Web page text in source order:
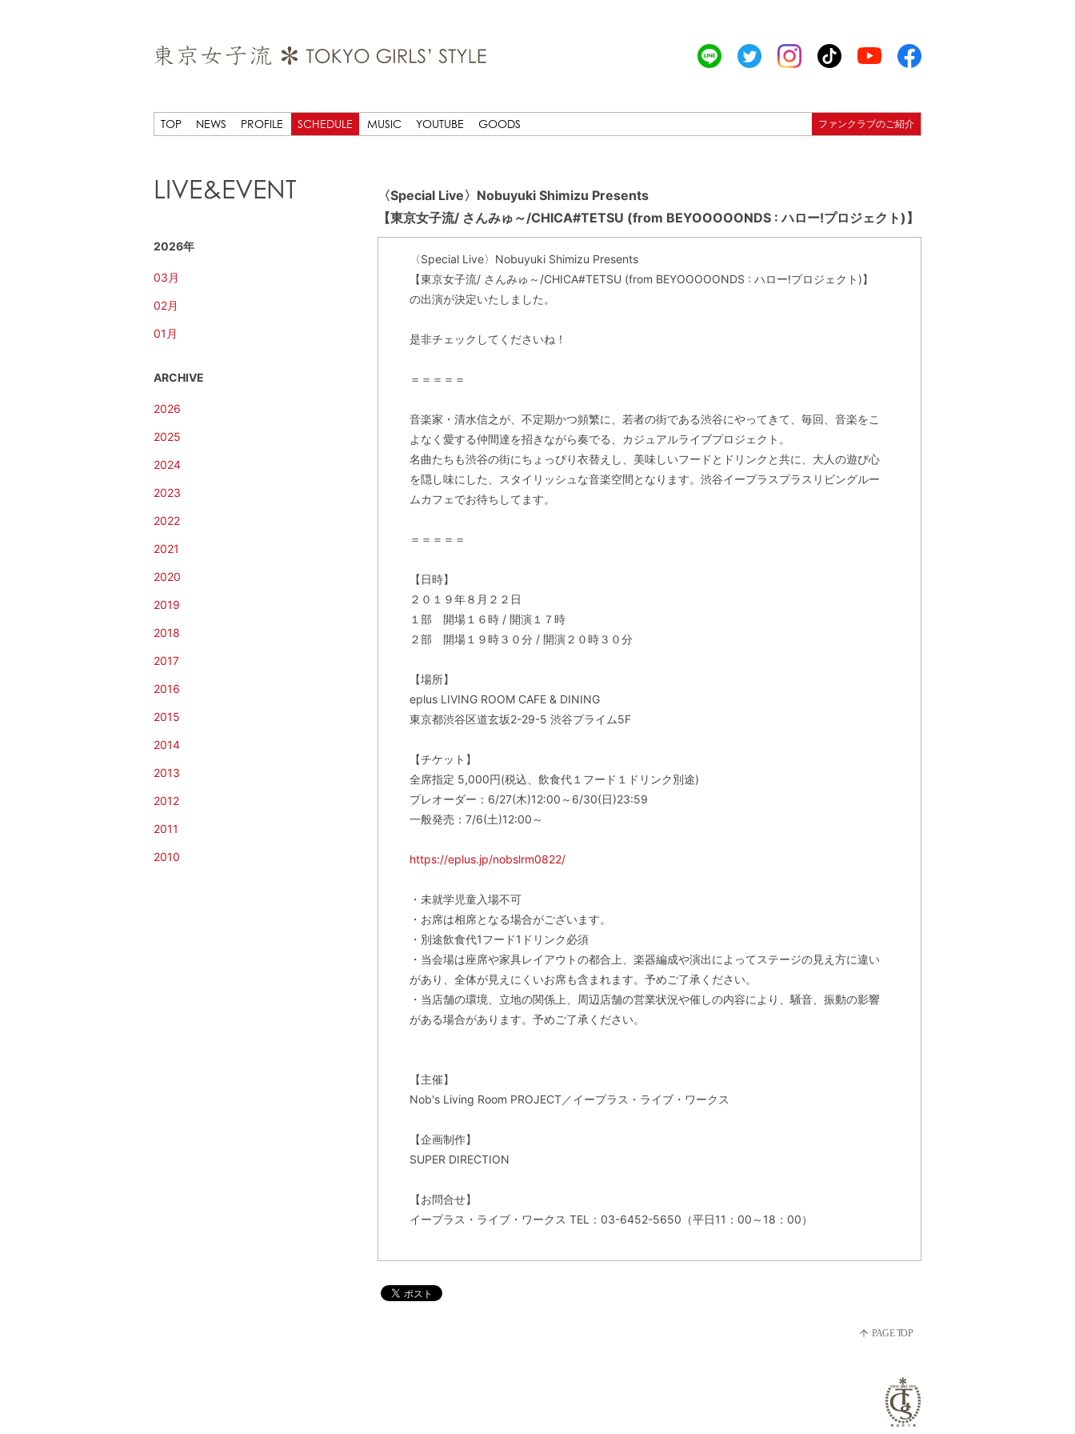
TOP NEWS PROFILE SCHEDULE MUSIC YOUTUBE GOODS ファンクラブのご紹介
LIVE&EVENT
2026年
03月
02月
01月
ARCHIVE
2026
2025
2024
2023
2022
2021
2020
2019
2018
2017
2016
2015
2014
2013
2012
2011
2010
〈Special Live〉Nobuyuki Shimizu Presents
【東京女子流/ さんみゅ～/CHICA#TETSU (from BEYOOOOONDS : ハロー!プロジェクト)】
〈Special Live〉Nobuyuki Shimizu Presents
【東京女子流/ さんみゅ～/CHICA#TETSU (from BEYOOOOONDS : ハロー!プロジェクト)】
の出演が決定いたしました。
是非チェックしてくださいね！
＝＝＝＝＝
音楽家・清水信之が、不定期かつ頻繁に、若者の街である渋谷にやってきて、毎回、音楽をこ
よなく愛する仲間達を招きながら奏でる、カジュアルライブプロジェクト。
名曲たちも渋谷の街にちょっぴり衣替えし、美味しいフードとドリンクと共に、大人の遊び心
を隠し味にした、スタイリッシュな音楽空間となります。渋谷イープラスプラスリビングルー
ムカフェでお待ちしてます。
＝＝＝＝＝
【日時】
２０１９年８月２２日
１部 開場１６時 / 開演１７時
２部 開場１９時３０分 / 開演２０時３０分
【場所】
eplus LIVING ROOM CAFE & DINING
東京都渋谷区道玄坂2-29-5 渋谷プライム5F
【チケット】
全席指定 5,000円(税込、飲食代１フード１ドリンク別途)
プレオーダー：6/27(木)12:00～6/30(日)23:59
一般発売：7/6(土)12:00～
https://eplus.jp/nobslrm0822/
・未就学児童入場不可
・お席は相席となる場合がございます。
・別途飲食代1フード1ドリンク必須
・当会場は座席や家具レイアウトの都合上、楽器編成や演出によってステージの見え方に違い
があり、全体が見えにくいお席も含まれます。予めご了承ください。
・当店舗の環境、立地の関係上、周辺店舗の営業状況や催しの内容により、騒音、振動の影響
がある場合があります。予めご了承ください。
【主催】
Nob's Living Room PROJECT／イープラス・ライブ・ワークス
【企画制作】
SUPER DIRECTION
【お問合せ】
イープラス・ライブ・ワークス TEL：03-6452-5650（平日11：00～18：00）